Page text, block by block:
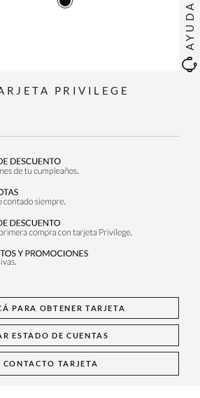
AYUDA
PRIVILEGE
PARA OBTENER TARJETA
ESTADO DE CUENTAS
CONTACTO TARJETA